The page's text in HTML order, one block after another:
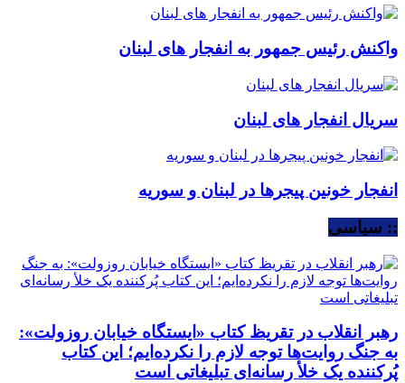
واکنش رئیس جمهور به انفجار های لبنان
سریال انفجار های لبنان
انفجار خونین پیجرها در لبنان و سوریه
:: سیاسی
رهبر انقلاب در تقریظ کتاب «ایستگاه خیابان روزولت»:
به جنگ روایت‌ها توجه لازم را نکرده‌ایم؛ این کتاب
پُرکننده‌ یک خلأ رسانه‌ای تبلیغاتی است